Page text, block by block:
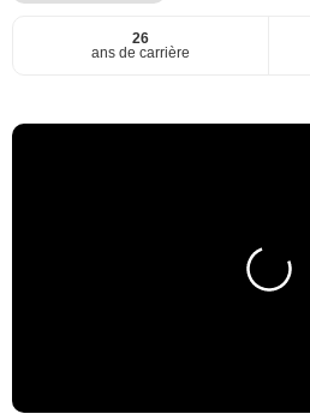
26
ans de carrière